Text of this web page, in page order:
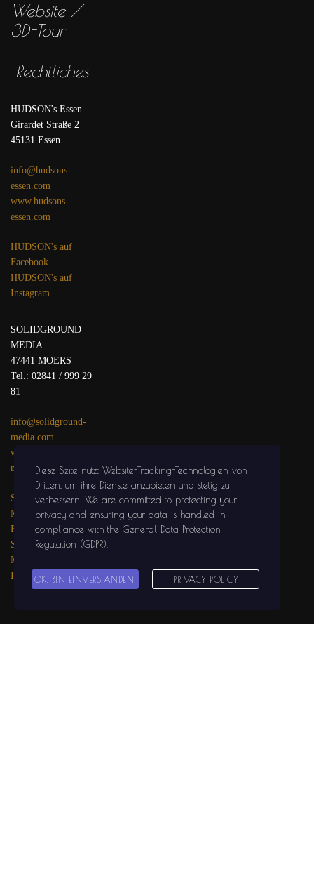
Website /
3D-Tour
Rechtliches
HUDSON's Essen
Girardet Straße 2
45131 Essen
info@hudsons-
essen.com
www.hudsons-
essen.com
HUDSON's auf
Facebook
HUDSON's auf
Instagram
SOLIDGROUND
MEDIA
47441 MOERS
Tel.: 02841 / 999 29
81
info@solidground-
media.com
www.solidground-
media.com
SOLIDGROUND
MEDIA auf
Facebook
SOLIDGROUND
MEDIA auf
Instagram
Diese Seite nutzt Website-Tracking-Technologien von
Dritten, um ihre Dienste anzubieten und stetig zu
verbessern . We are committed to protecting your
privacy and ensuring your data is handled in
compliance with the General Data Protection
Regulation (GDPR)
OK, BIN EINVERSTANDEN! PRIVACY POLICY